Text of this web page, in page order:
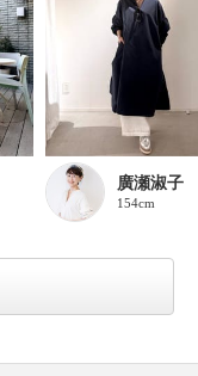
廣瀬淑子
154cm